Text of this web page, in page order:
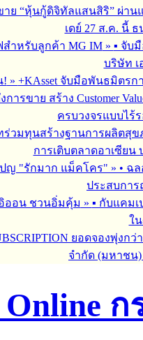
ย “หุ้นกู้ดิจิทัลแสนสิริ” ผ่าน
เดย์ 27 ส.ค. นี้
ำหรับลูกค้า MG IM» ▪︎ จับ
บริษัท เ
! » +KAsset จับมือพันธมิตรการ
ขาย สร้าง Customer
ครบวงจรแบบไร้
ร่วมทุนสร้างฐานการผลิต
การเติบตลาดอาเซียน
ปญ "รักมาก แม็คโคร" » • ฉ
ประสบกา
ออน ชวนอิ่มคุ้ม » ▪︎ กับแคม
ใ
ยอดจองพุ่งกว่
จำกัด (มหาชน)